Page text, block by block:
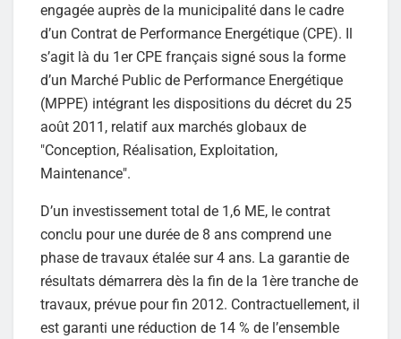
engagée auprès de la municipalité dans le cadre
d’un Contrat de Performance Energétique (CPE). Il
s’agit là du 1er CPE français signé sous la forme
d’un Marché Public de Performance Energétique
(MPPE) intégrant les dispositions du décret du 25
août 2011, relatif aux marchés globaux de
"Conception, Réalisation, Exploitation,
Maintenance".
D’un investissement total de 1,6 ME, le contrat
conclu pour une durée de 8 ans comprend une
phase de travaux étalée sur 4 ans. La garantie de
résultats démarrera dès la fin de la 1ère tranche de
travaux, prévue pour fin 2012. Contractuellement, il
est garanti une réduction de 14 % de l’ensemble